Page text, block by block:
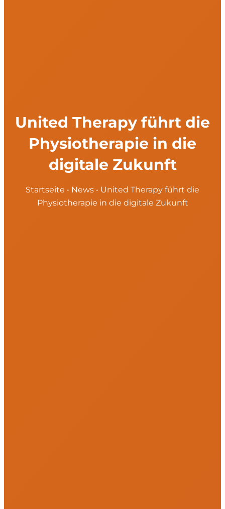
United Therapy führt die
Physiotherapie in die
digitale Zukunft
Startseite • News • United Therapy führt die
Physiotherapie in die digitale Zukunft